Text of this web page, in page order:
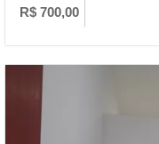
R$ 700,00